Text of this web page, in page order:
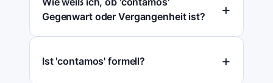
Gegenwart oder Vergangenheit ist?
Ist 'contamos' formell?